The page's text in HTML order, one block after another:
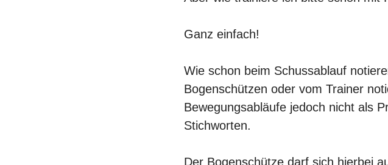
Ganz einfach!
Wie schon beim Schussablauf
Bogenschützen oder vom Trainer
Bewegungsabläufe jedoch nicht als
Stichworten.
Der Bogenschütze darf sich hierbei